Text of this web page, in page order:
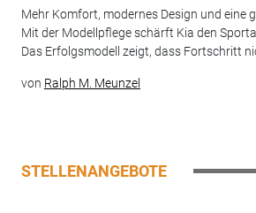
Mehr Komfort, modernes Design und eine
Mit der Modellpflege schärft Kia den
Das Erfolgsmodell zeigt, dass Fortschritt
von Ralph M. Meunzel
STELLENANGEBOTE